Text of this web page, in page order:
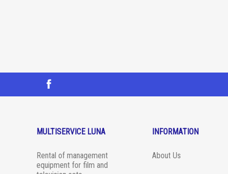
MULTISERVICE LUNA
Rental of management
equipment for film and
INFORMATION
About Us